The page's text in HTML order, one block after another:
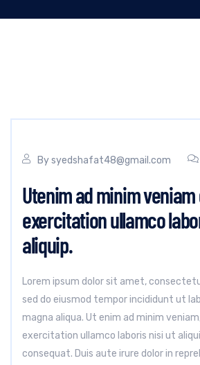
Bysyedshafat48@gmail.com
Utenim ad minim
exercitation ullamco
aliquip.
Lorem ipsum dolor sit amet,
sed do eiusmod tempor incididunt ut
magna aliqua. Ut enim ad minim
exercitation ullamco laboris nisi ut
consequat. Duis aute irure dolor in